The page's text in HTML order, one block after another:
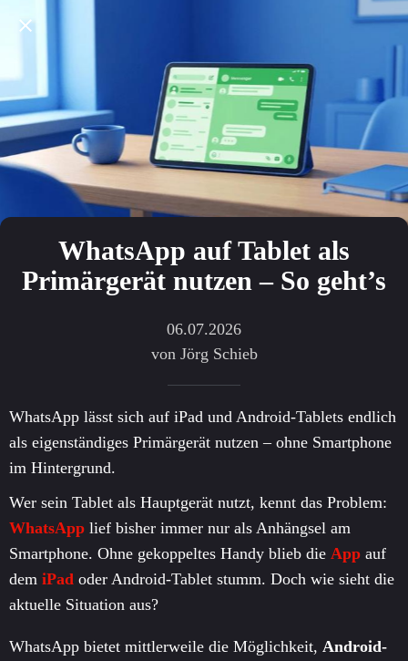
WhatsApp auf Tablet als
Primärgerät nutzen – So geht’s
06.07.2026
von Jörg Schieb
WhatsApp lässt sich auf iPad und Android-Tablets endlich
als eigenständiges Primärgerät nutzen – ohne Smartphone
im Hintergrund.
Wer sein Tablet als Hauptgerät nutzt, kennt das Problem:
WhatsApp lief bisher immer nur als Anhängsel am
Smartphone. Ohne gekoppeltes Handy blieb die App auf
dem iPad oder Android-Tablet stumm. Doch wie sieht die
aktuelle Situation aus?
WhatsApp bietet mittlerweile die Möglichkeit, Android-